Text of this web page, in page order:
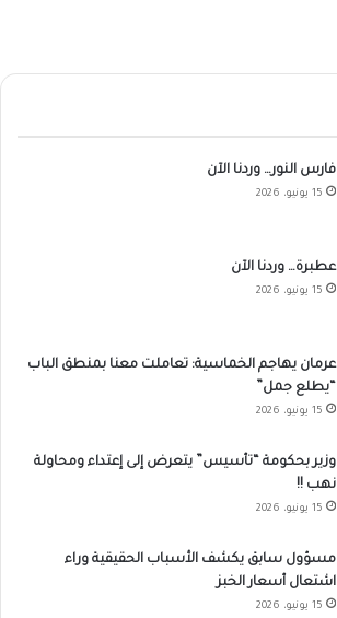
فارس النور… وردنا الآن
15 يونيو، 2026
عطبرة… وردنا الآن
15 يونيو، 2026
عرمان يهاجم الخماسية: تعاملت معنا بمنطق الباب
“يطلع جمل”
15 يونيو، 2026
وزير بحكومة “تأسيس” يتعرض إلى إعتداء ومحاولة
نهب !!
15 يونيو، 2026
مسؤول سابق يكشف الأسباب الحقيقية وراء
اشتعال أسعار الخبز
15 يونيو، 2026